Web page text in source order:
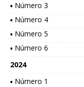
▪ Número 3
▪ Número 4
▪ Número 5
▪ Número 6
2024
▪ Número 1